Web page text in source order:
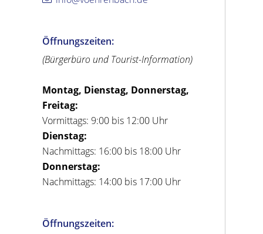
Öffnungszeiten:
(Bürgerbüro und Tourist-Information)
Montag, Dienstag, Donnerstag,
Freitag:
Vormittags: 9:00 bis 12:00 Uhr
Dienstag:
Nachmittags: 16:00 bis 18:00 Uhr
Donnerstag:
Nachmittags: 14:00 bis 17:00 Uhr
Öffnungszeiten: